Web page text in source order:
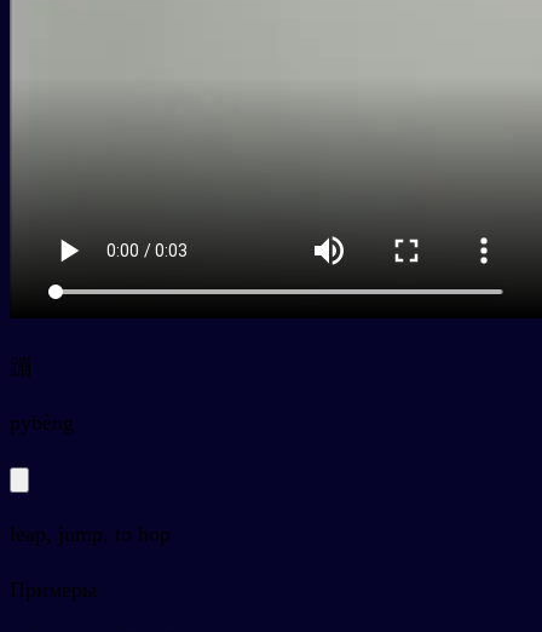
蹦
pybèng
leap, jump, to hop
Примеры